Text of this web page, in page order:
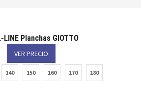
LINE Planchas GIOTTO
VER PRECIO
140 150 160 170 180